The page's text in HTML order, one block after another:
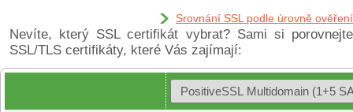
Srovnání SSL podle úrovně ověření
Nevíte, který SSL certifikát vybrat? Sami si porovnejte
SSL/TLS certifikáty, které Vás zajímají: